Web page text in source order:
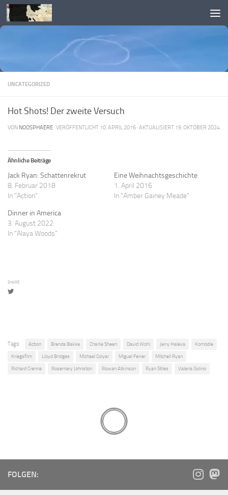
Skip to content
UNCATEGORIZED
Hot Shots! Der zweite Versuch
VON NOOSPHAERE · VERÖFFENTLICHT 10. APRIL 2016 · AKTUALISIERT 19. OKTOBER 2024
Ähnliche Beiträge
Jack Ryan: Schattenrekrut
8. Februar 2018
In "Action"
Eine Weihnachtsgeschichte
1. April 2016
In "Amber Gainey Meade"
Dinner in America
3. August 2022
In "Alaya Woods"
SHARE
Tags: Action Brenda Bakke Charlie Sheen David Wohl Jerry Haleva Komödie
Kriegsfilm Lloyd Bridges Michael Colyar Miguel Ferrer Mitchell Ryan
Richard Crenna Rosemary Johnston Rowan Atkinson Ryan Stiles Valeria Golino
FOLGEN: